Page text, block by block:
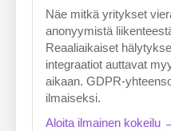
Näe mitkä yritykset
anonyymistä
Reaaliaikaiset
integraatiot auttavat
aikaan. GDPR-
ilmaiseksi.
Aloita ilmainen kokeilu